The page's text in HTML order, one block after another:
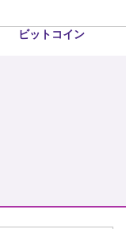
ビットコイン